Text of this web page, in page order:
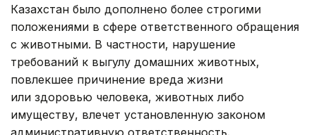
Казахстан было дополнено более строгими
положениями в сфере ответственного обращения
с животными. В частности, нарушение
требований к выгулу домашних животных,
повлекшее причинение вреда жизни
или здоровью человека, животных либо
имуществу, влечет установленную законом